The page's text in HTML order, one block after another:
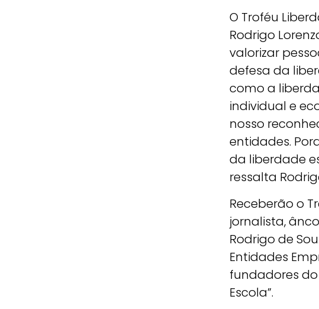
O Troféu
Rodrigo
valorizar
defesa da
como a
individual e
nosso
entidades.
da liberdade
ressalta
Receberão o
jornalista,
Rodrigo de
Entidades
fundadores
Escola”.